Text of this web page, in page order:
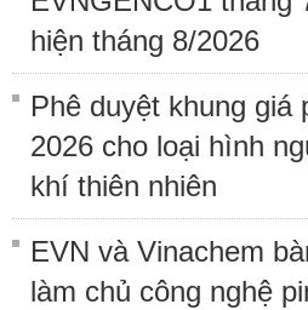
hiện tháng 8/2026
Phê duyệt khung giá
2026 cho loại hình
khí thiên nhiên
EVN và Vinachem
làm chủ công nghệ